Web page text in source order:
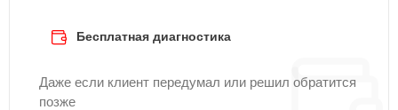
Бесплатная диагностика
Даже если клиент передумал или решил обратится
позже